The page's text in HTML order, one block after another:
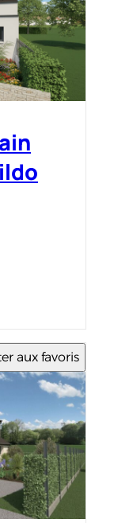
aux favoris